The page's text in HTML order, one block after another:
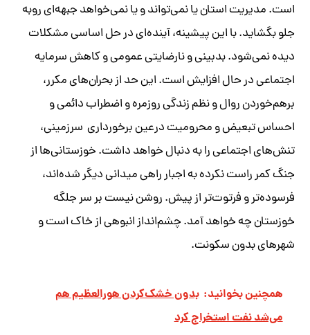
است. مدیریت استان یا نمی‌تواند و یا نمی‌خواهد جبهه‌ای روبه
جلو بگشاید. با این پیشینه، آینده‌ای در حل اساسی مشکلات
دیده نمی‌شود. بدبینی و نارضایتی عمومی و کاهش سرمایه
اجتماعی در حال افزایش است. این حد از بحران‌های مکرر،
برهم‌خوردن روال و نظم زندگی روزمره و اضطراب دائمی و
احساس تبعیض و محرومیت درعین برخورداری سرزمینی،
تنش‌های اجتماعی را به دنبال خواهد داشت. خوزستانی‌ها از
جنگ کمر راست نکرده به اجبار راهی میدانی دیگر شده‌اند،
فرسوده‌تر و فرتوت‌تر از پیش. روشن نیست بر سر جلگه
خوزستان چه خواهد آمد. چشم‌انداز انبوهی از خاک است و
شهرهای بدون سکونت.
همچنین بخوانید: بدون خشک‌کردن هورالعظیم هم
می‌شد نفت استخراج کرد